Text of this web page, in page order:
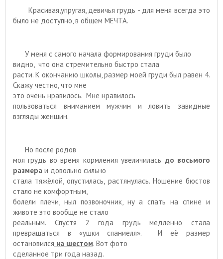
Красивая,упругая, девичья грудь - для меня всегда это
было не доступно, в общем МЕЧТА.
У меня с самого начала формирования груди было
видно, что она стремительно быстро стала
расти. К окончанию школы, размер моей груди был равен 4.
Скажу честно, что мне
это очень нравилось. Мне нравилось
пользоваться вниманием мужчин и ловить завидные
взгляды женщин.
Но после родов
моя грудь во время кормления увеличилась до восьмого
размера и довольно сильно
стала тяжёлой, опустилась, растянулась. Ношение бюстов
стало не комфортным,
болели плечи, ныл позвоночник, ну а спать на спине и
животе это вообще не стало
реальным. Спустя 2 года грудь медленно стала
превращаться в «ушки спаниеля». И её размер
остановился на шестом. Вот фото
сделанное три года назад.